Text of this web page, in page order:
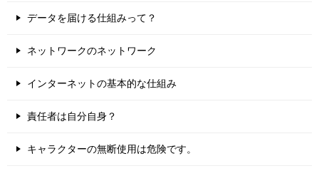
データを届ける仕組みって？
ネットワークのネットワーク
インターネットの基本的な仕組み
責任者は自分自身？
キャラクターの無断使用は危険です。